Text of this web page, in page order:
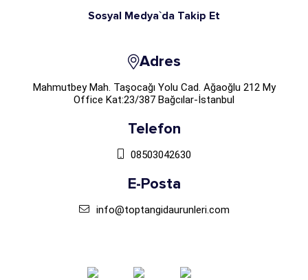
Sosyal Medya`da Takip Et
Adres
Mahmutbey Mah. Taşocağı Yolu Cad. Ağaoğlu 212 My
Office Kat:23/387 Bağcılar-İstanbul
Telefon
08503042630
E-Posta
info@toptangidaurunleri.com